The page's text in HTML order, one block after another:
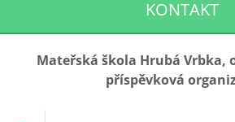
KONTAKT
Mateřská škola Hrubá Vrbka,
příspěvková